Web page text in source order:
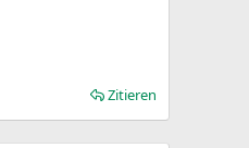
Zitieren